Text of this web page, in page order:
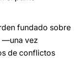
fundado sobre
—una vez
de conflictos